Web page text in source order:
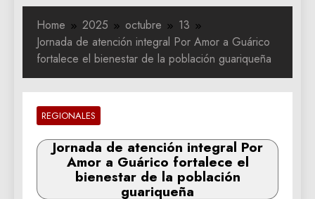
Home 2025 octubre
13
Jornada de atención integral Por Amor a Guárico
fortalece el bienestar de la población guariqueña
REGIONALES
Jornada de atención integral Por
Amor a Guárico fortalece el
bienestar de la población
guariqueña